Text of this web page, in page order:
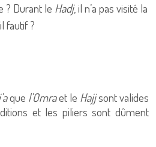
? Durant le Hadj, il n’a pas visité la
fautif ?
que l’Omraet le Hajjsont valides
et les piliers sont dûment